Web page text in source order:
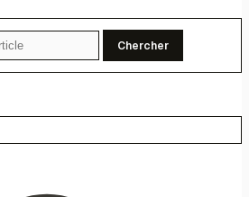
Chercher